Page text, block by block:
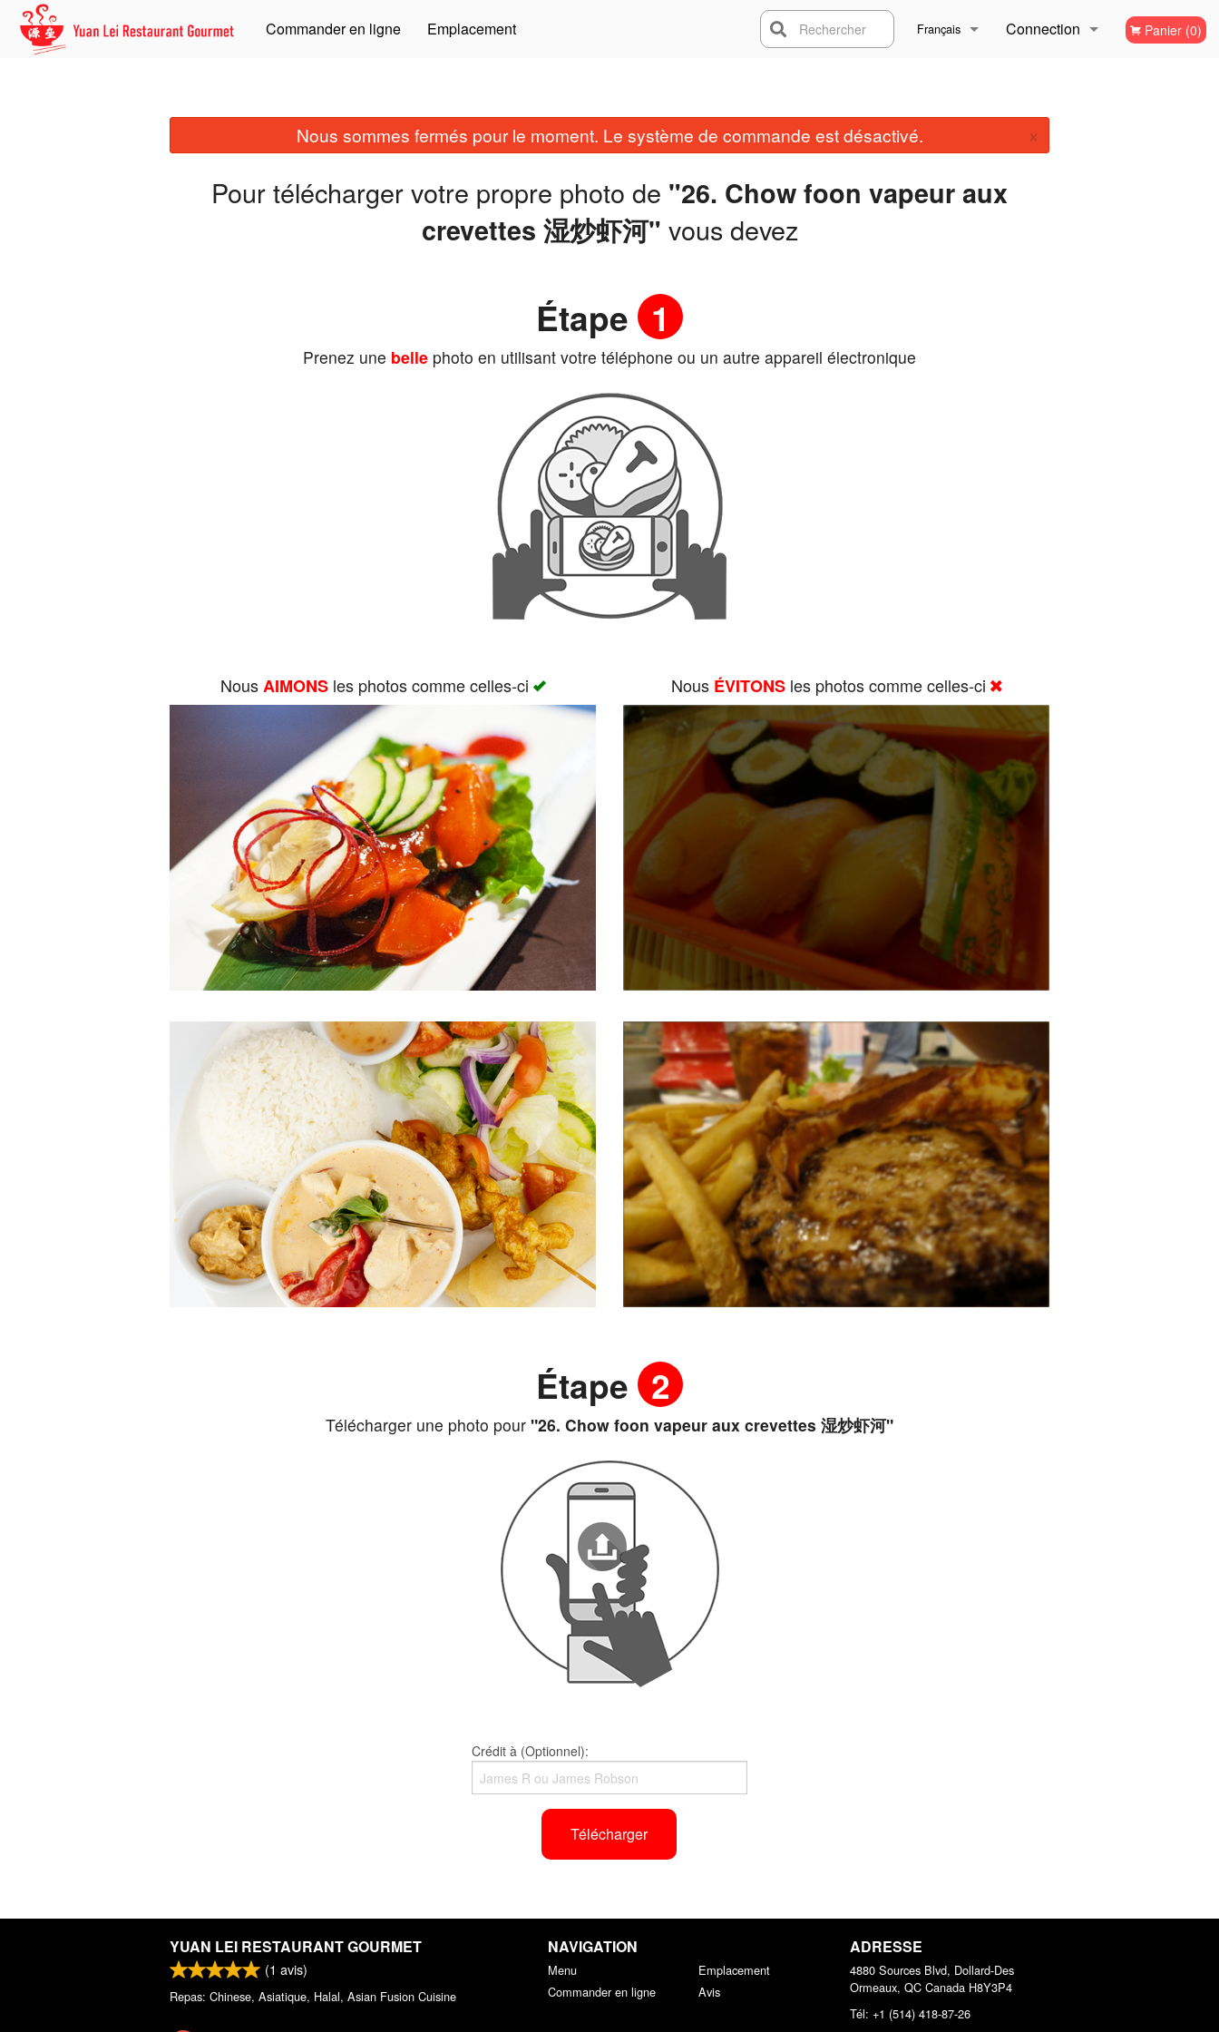
Commander en ligne Emplacement Français
English
Connection Panier (0)
Rechercher
Nous sommes fermés pour le moment. Le système de commande est désactivé. ×
Pour télécharger votre propre photo de "26. Chow foon vapeur aux
crevettes 湿炒虾河" vous devez
Étape 1
Prenez une belle photo en utilisant votre téléphone ou un autre appareil électronique
NousAIMONSles photos comme celles-ci Nous ÉVITONSles photos comme celles-ci
Étape 2
Télécharger une photo pour "26. Chow foon vapeur aux crevettes 湿炒虾河"
Crédit à (Optionnel):
Télécharger
YUAN LEI RESTAURANT GOURMET
(1 avis)
Repas: Chinese, Asiatique, Halal, Asian Fusion Cuisine
NAVIGATION
Menu
Commander en ligne
Emplacement
Avis
ADRESSE
4880 Sources Blvd, Dollard-Des
Ormeaux, QC Canada H8Y3P4
Tél: +1 (514) 418-87-26